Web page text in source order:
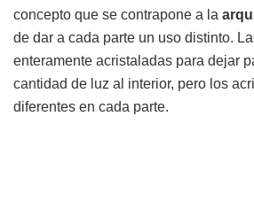
concepto que se contrapone a la
de dar a cada parte un uso distinto.
enteramente acristaladas para dejar
cantidad de luz al interior, pero los
diferentes en cada parte.